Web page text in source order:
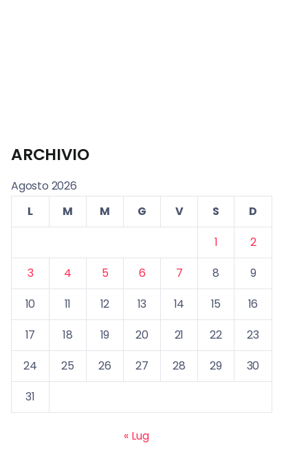
ARCHIVIO
Agosto 2026
L
M M G V S
D
1
2
3
4 5 6 7 8
9
10
11 12 13 14 15
16
17
18 19 20 21 22
23
24
25 26 27 28 29
30
31
« Lug